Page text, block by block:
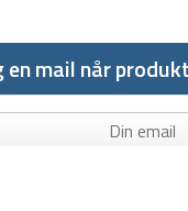
mail når